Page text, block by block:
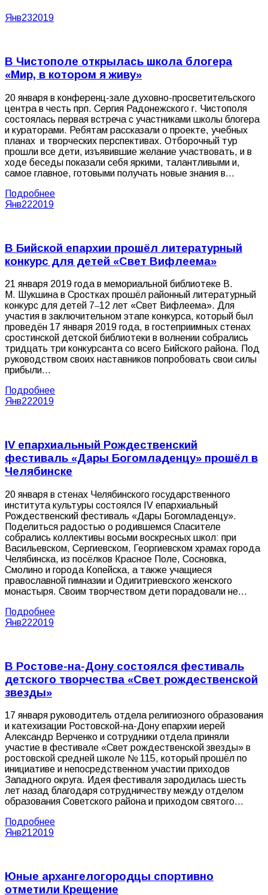
Янв232019
В Чистополе открылась школа блогера
«Мир, в котором я живу»
20 января в конференц-зале духовно-просветительского
центра в честь прп. Сергия Радонежского г. Чистополя
состоялась первая встреча с участниками школы блогера
и кураторами. Ребятам рассказали о проекте, учебных
планах и творческих перспективах. Отборочный тур
прошли все дети, изъявившие желание участвовать, и в
ходе беседы показали себя яркими, талантливыми и,
самое главное, готовыми получать новые знания в…
Подробнее
Янв222019
В Бийской епархии прошёл литературный
конкурс для детей «Свет Вифлеема»
21 января 2019 года в мемориальной библиотеке В.
М. Шукшина в Сростках прошёл районный литературный
конкурс для детей 7‒12 лет «Свет Вифлеема». Для
участия в заключительном этапе конкурса, который был
проведён 17 января 2019 года, в гостеприимных стенах
сростинской детской библиотеки в волнении собрались
тридцать три конкурсанта со всего Бийского района. Под
руководством своих наставников попробовать свои силы
прибыли…
Подробнее
Янв222019
IV епархиальный Рождественский
фестиваль «Дары Богомладенцу» прошёл в
Челябинске
20 января в стенах Челябинского государственного
института культуры состоялся IV епархиальный
Рождественский фестиваль «Дары Богомладенцу».
Поделиться радостью о родившемся Спасителе
собрались коллективы восьми воскресных школ: при
Васильевском, Сергиевском, Георгиевском храмах города
Челябинска, из посёлков Красное Поле, Сосновка,
Смолино и города Копейска, а также учащиеся
православной гимназии и Одигитриевского женского
монастыря. Своим творчеством дети порадовали не…
Подробнее
Янв222019
В Ростове-на-Дону состоялся фестиваль
детского творчества «Свет рождественской
звезды»
17 января руководитель отдела религиозного образования
и катехизации Ростовской-на-Дону епархии иерей
Александр Верченко и сотрудники отдела приняли
участие в фестивале «Свет рождественской звезды» в
ростовской средней школе № 115, который прошёл по
инициативе и непосредственном участии приходов
Западного округа. Идея фестиваля зародилась шесть
лет назад благодаря сотрудничеству между отделом
образования Советского района и приходом святого…
Подробнее
Янв212019
Юные архангелогородцы спортивно
отметили Крещение